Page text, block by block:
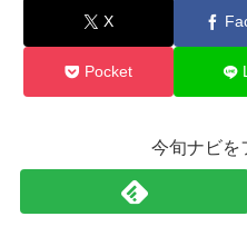
X
Pocket
今旬ナビを